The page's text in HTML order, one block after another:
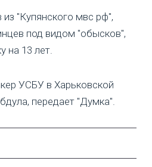
"Купянского мвс рф",
под видом "обысков",
на 13 лет.
УСБУ в Харьковской
передает "Думка".